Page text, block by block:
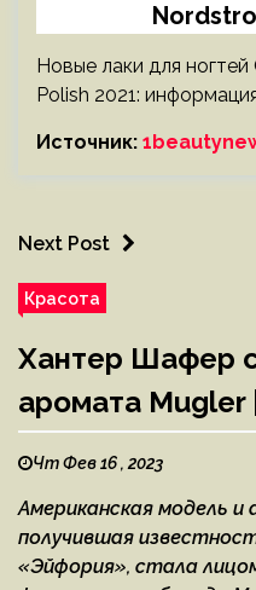
Новые лаки для
Polish 2021:
Источник:
Next Post
Красота
Хантер Шафер
аромата Mugler
Чт Фев 16 , 2023
Американская модель
получившая
«Эйфория», стала